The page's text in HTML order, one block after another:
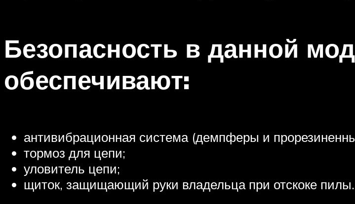
Безопасность в данной
обеспечивают:
антивибрационная система (демпферы и
тормоз для цепи;
уловитель цепи;
щиток, защищающий руки владельца при отскоке пилы.